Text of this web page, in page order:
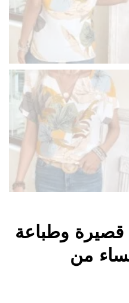
قصيرة وطباعة
من